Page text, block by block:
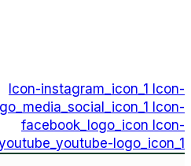
Icon-instagram_icon_1 Icon-
Icon-
facebook_logo_icon Icon-
logo_icon_1